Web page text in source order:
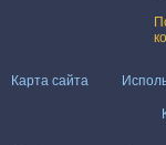
Карта сайта